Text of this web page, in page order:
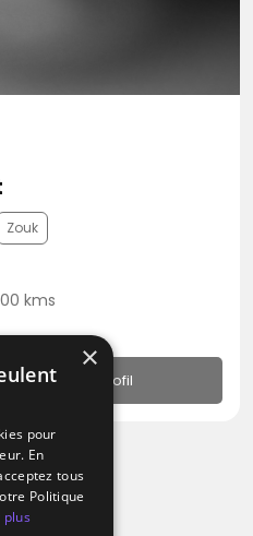
Zouk
kms
Profil
×
pour
En
tous
Politique
plus